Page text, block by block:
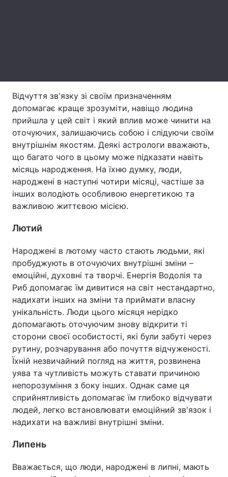
Відчуття зв'язку зі своїм призначенням
допомагає краще зрозуміти, навіщо людина
прийшла у цей світ і який вплив може чинити на
оточуючих, залишаючись собою і слідуючи своїм
внутрішнім якостям. Деякі астрологи вважають,
що багато чого в цьому може підказати навіть
місяць народження. На їхню думку, люди,
народжені в наступні чотири місяці, частіше за
інших володіють особливою енергетикою та
важливою життєвою місією.
Лютий
Народжені в лютому часто стають людьми, які
пробуджують в оточуючих внутрішні зміни –
емоційні, духовні та творчі. Енергія Водолія та
Риб допомагає їм дивитися на світ нестандартно,
надихати інших на зміни та приймати власну
унікальність. Люди цього місяця нерідко
допомагають оточуючим знову відкрити ті
сторони своєї особистості, які були забуті через
рутину, розчарування або почуття відчуженості.
Їхній незвичайний погляд на життя, розвинена
уява та чутливість можуть ставати причиною
непорозуміння з боку інших. Однак саме ця
сприйнятливість допомагає їм глибоко відчувати
людей, легко встановлювати емоційний зв'язок і
надихати на важливі внутрішні зміни.
Липень
Вважається, що люди, народжені в липні, мають